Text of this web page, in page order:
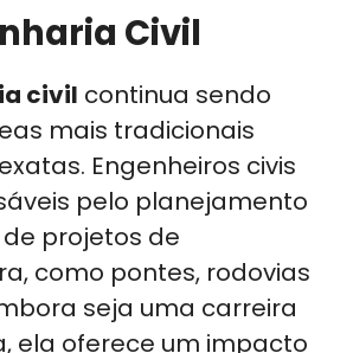
Civil
civil continua sendo
mais tradicionais
Engenheiros civis
pelo planejamento
projetos de
como pontes, rodovias
seja uma carreira
ela oferece um impacto